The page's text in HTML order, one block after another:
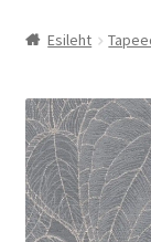
Esileht